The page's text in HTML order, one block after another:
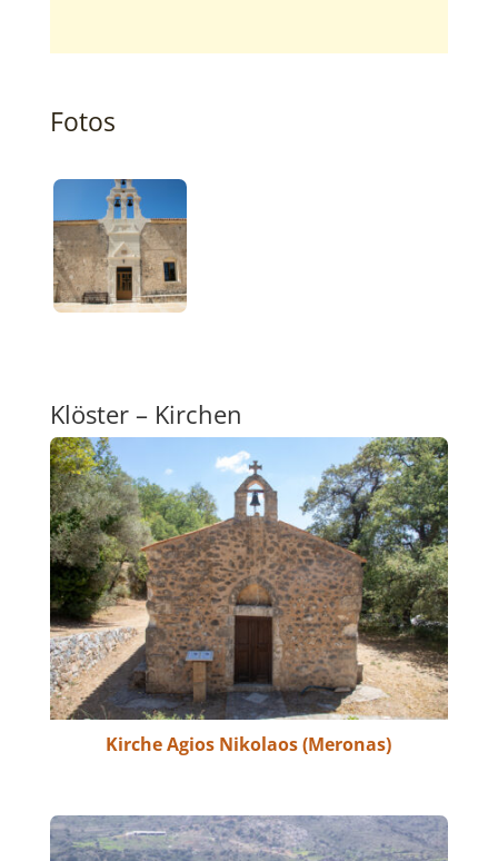
Fotos
Klöster – Kirchen
Kirche Agios Nikolaos (Meronas)